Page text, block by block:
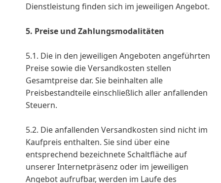
Dienstleistung finden sich im jeweiligen Angebot.
5. Preise und Zahlungsmodalitäten
5.1. Die in den jeweiligen Angeboten angeführten
Preise sowie die Versandkosten stellen
Gesamtpreise dar. Sie beinhalten alle
Preisbestandteile einschließlich aller anfallenden
Steuern.
5.2. Die anfallenden Versandkosten sind nicht im
Kaufpreis enthalten. Sie sind über eine
entsprechend bezeichnete Schaltfläche auf
unserer Internetpräsenz oder im jeweiligen
Angebot aufrufbar, werden im Laufe des